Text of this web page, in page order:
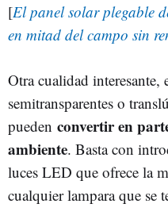
[El panel solar plegable
en mitad del campo sin
Otra cualidad interesante,
semitransparentes o
pueden convertir en
ambiente. Basta con
luces LED que ofrece la
cualquier lampara que se